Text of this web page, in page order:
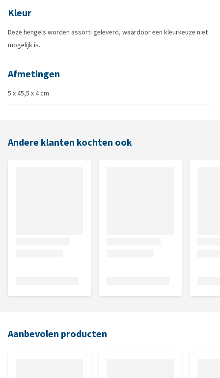
Kleur
Deze hengels worden assorti geleverd, waardoor een kleurkeuze niet
mogelijk is.
Afmetingen
5 x 45,5 x 4 cm
Andere klanten kochten ook
Aanbevolen producten